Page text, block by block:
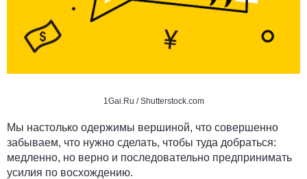
1Gai.Ru / Shutterstock.com
Мы настолько одержимы вершиной, что совершенно
забываем, что нужно сделать, чтобы туда добраться:
медленно, но верно и последовательно предпринимать
усилия по восхождению.